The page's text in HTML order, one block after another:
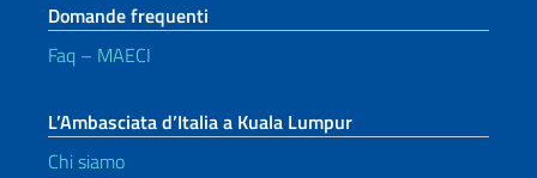
Domande frequenti
Faq – MAECI
L’Ambasciata d’Italia a Kuala Lumpur
Chi siamo